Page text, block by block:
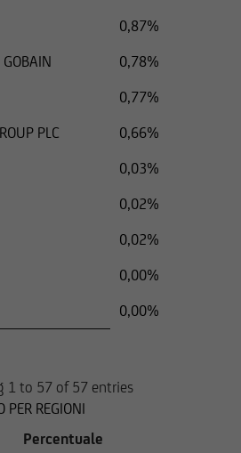
0,87%
0,78%
0,77%
PLC
0,66%
0,03%
0,02%
0,02%
0,00%
0,00%
1 to 57 of 57 entries
PER REGIONI
Percentuale